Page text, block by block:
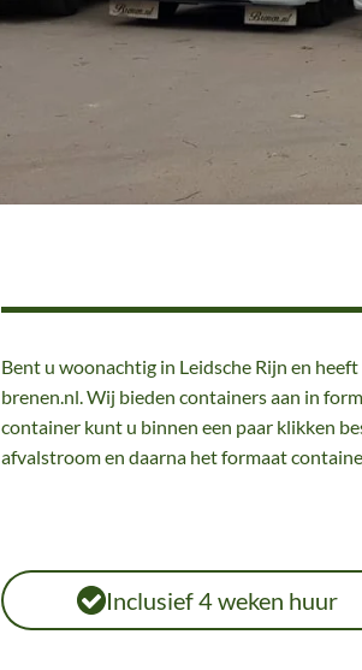
Bent u woonachtig in Leidsche Rijn en
brenen.nl. Wij bieden containers aan in
container kunt u binnen een paar klikken
afvalstroom en daarna het formaat
Inclusief 4 weken huur